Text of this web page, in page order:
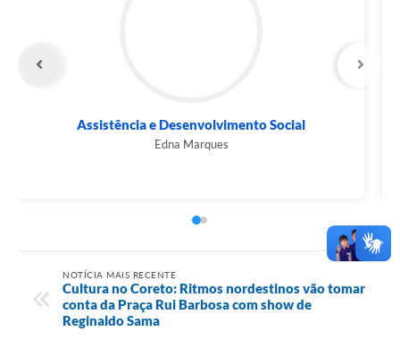
Assistência e Desenvolvimento Social
Edna Marques
NOTÍCIA MAIS RECENTE
Cultura no Coreto: Ritmos nordestinos vão tomar
conta da Praça Rui Barbosa com show de
Reginaldo Sama